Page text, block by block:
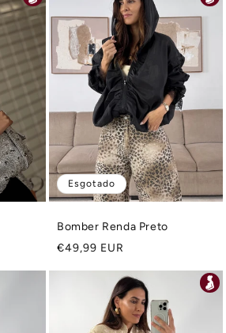
Esgotado
Bomber Renda Preto
Preço
€49,99 EUR